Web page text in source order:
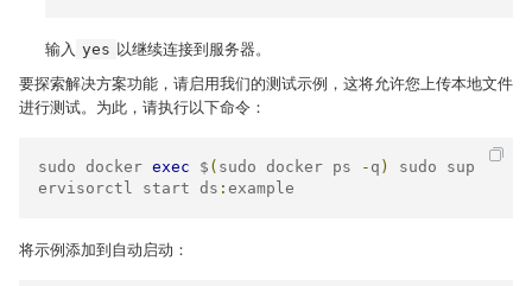
输入 yes 以继续连接到服务器。
要探索解决方案功能，请启用我们的测试示例，这将允许您上传本地文件
进行测试。为此，请执行以下命令：
sudo docker exec $ ( sudo docker ps - q )
sudo sup
ervisorctl start ds : example
将示例添加到自动启动：